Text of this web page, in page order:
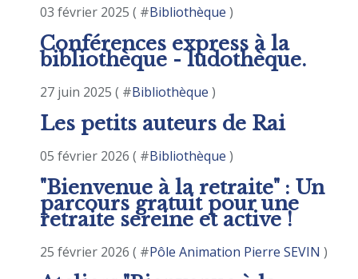
03 février 2025 ( #Bibliothèque )
Conférences express à la
bibliothèque - ludothèque.
27 juin 2025 ( #Bibliothèque )
Les petits auteurs de Rai
05 février 2026 ( #Bibliothèque )
"Bienvenue à la retraite" : Un
parcours gratuit pour une
retraite sereine et active !
25 février 2026 ( #Pôle Animation Pierre SEVIN )